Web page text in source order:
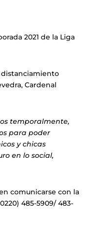
2021 de la Liga
Cardenal
temporalmente,
para poder
y chicas
en lo social,
comunicarse con la
485-5909/ 483-